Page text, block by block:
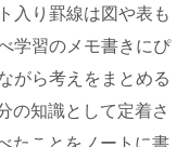
入り罫線は図や表も
学習のメモ書きにぴ
がら考えをまとめる
の知識として定着さ
たことをノートに書